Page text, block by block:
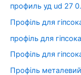
профиль уд ud 27
Профіль для
профіль для
Профіль для
Профіль